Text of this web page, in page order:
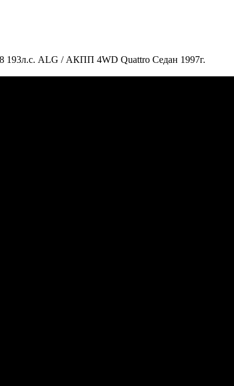
193л.с. ALG / АКПП 4WD Quattro Седан 1997г.